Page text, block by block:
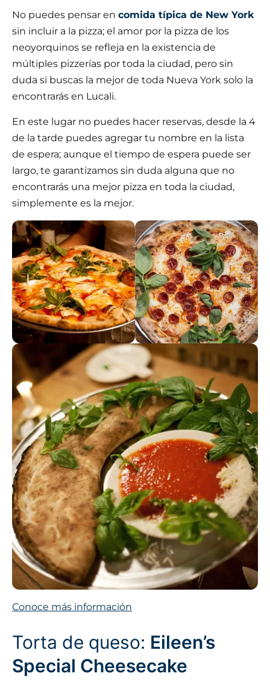
No puedes pensar en comida típica de New York
sin incluir a la pizza; el amor por la pizza de los
neoyorquinos se refleja en la existencia de
múltiples pizzerías por toda la ciudad, pero sin
duda si buscas la mejor de toda Nueva York solo la
encontrarás en Lucali.
En este lugar no puedes hacer reservas, desde la 4
de la tarde puedes agregar tu nombre en la lista
de espera; aunque el tiempo de espera puede ser
largo, te garantizamos sin duda alguna que no
encontrarás una mejor pizza en toda la ciudad,
simplemente es la mejor.
Conoce más información
Torta de queso: Eileen’s
Special Cheesecake